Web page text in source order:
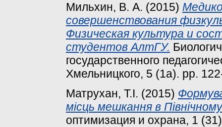
Мильхин, В. А. (2015)
совершенствования
Физическая культура и
студентов АлтГУ.
государственного
Хмельницкого, 5 (1а). pp.
Матрухан, Т.І. (2015)
місць мешкання в
оптимизация и охрана, 1